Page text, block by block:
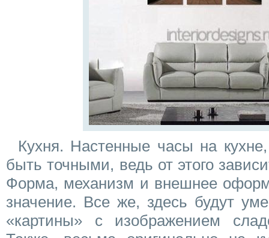
Кухня. Настенные часы на
быть точными, ведь от этого
Форма, механизм и внешнее
значение. Все же, здесь будут
«картины» с изображением